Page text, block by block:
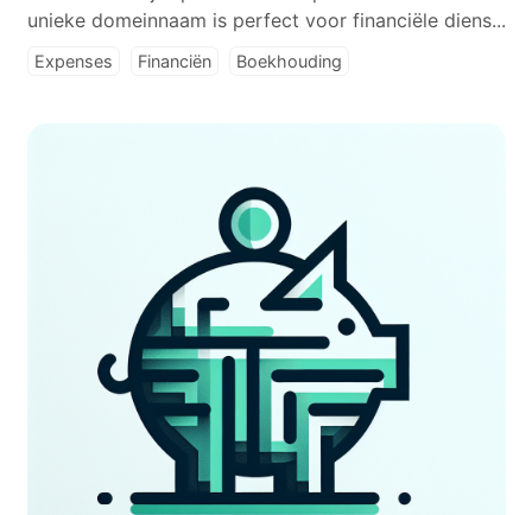
unieke domeinnaam is perfect voor financiële diens...
Expenses Financiën Boekhouding